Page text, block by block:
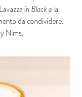
in Blacke la
da condividere.
Nims.